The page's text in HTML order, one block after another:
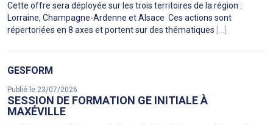
Cette offre sera déployée sur les trois territoires de la région :
Lorraine, Champagne-Ardenne et Alsace Ces actions sont
répertoriées en 8 axes et portent sur des thématiques [...]
GESFORM
Publié le 23/07/2026
SESSION DE FORMATION GE INITIALE À
MAXÉVILLE